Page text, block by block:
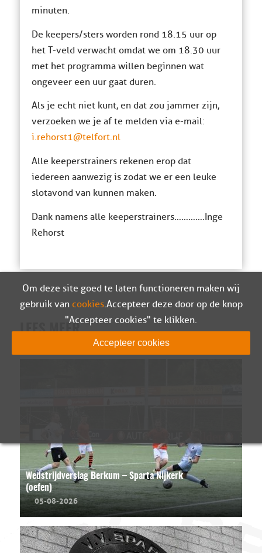
minuten.
De keepers/sters worden rond 18.15 uur op
het T-veld verwacht omdat we om 18.30 uur
met het programma willen beginnen wat
ongeveer een uur gaat duren.
Als je echt niet kunt, en dat zou jammer zijn,
verzoeken we je af te melden via e-mail:
i.rehorst1@telfort.nl
Alle keeperstrainers rekenen erop dat
iedereen aanwezig is zodat we er een leuke
slotavond van kunnen maken.
Dank namens alle keeperstrainers………….Inge
Rehorst
LEES MEER
Wedstrijdverslag Berkum – Sparta Nijkerk
(oefen)
05-08-2026
Om deze site goed te laten functioneren maken wij
gebruik van cookies. Accepteer deze door op de knop
"Accepteer cookies" te klikken.
Accepteer cookies